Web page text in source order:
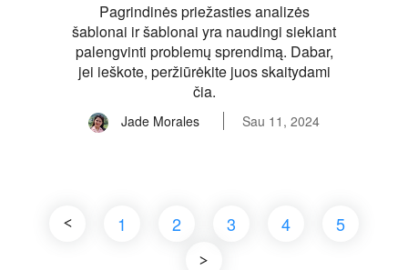
Pagrindinės priežasties analizės
šablonai ir šablonai yra naudingi siekiant
palengvinti problemų sprendimą. Dabar,
jei ieškote, peržiūrėkite juos skaitydami
čia.
Jade Morales Sau 11, 2024
1 2 3 4 5